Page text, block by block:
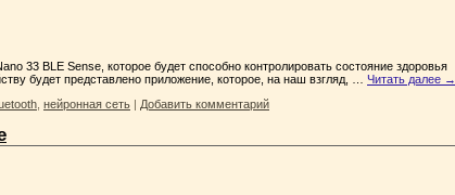
33 BLE Sense, которое будет способно контролировать состояние здоровья
будет представлено приложение, которое, на наш взгляд, … Читать далее →
нейронная сеть | Добавить комментарий